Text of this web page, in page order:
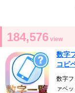
184,576 view
数字
コピ
数字
ァベ